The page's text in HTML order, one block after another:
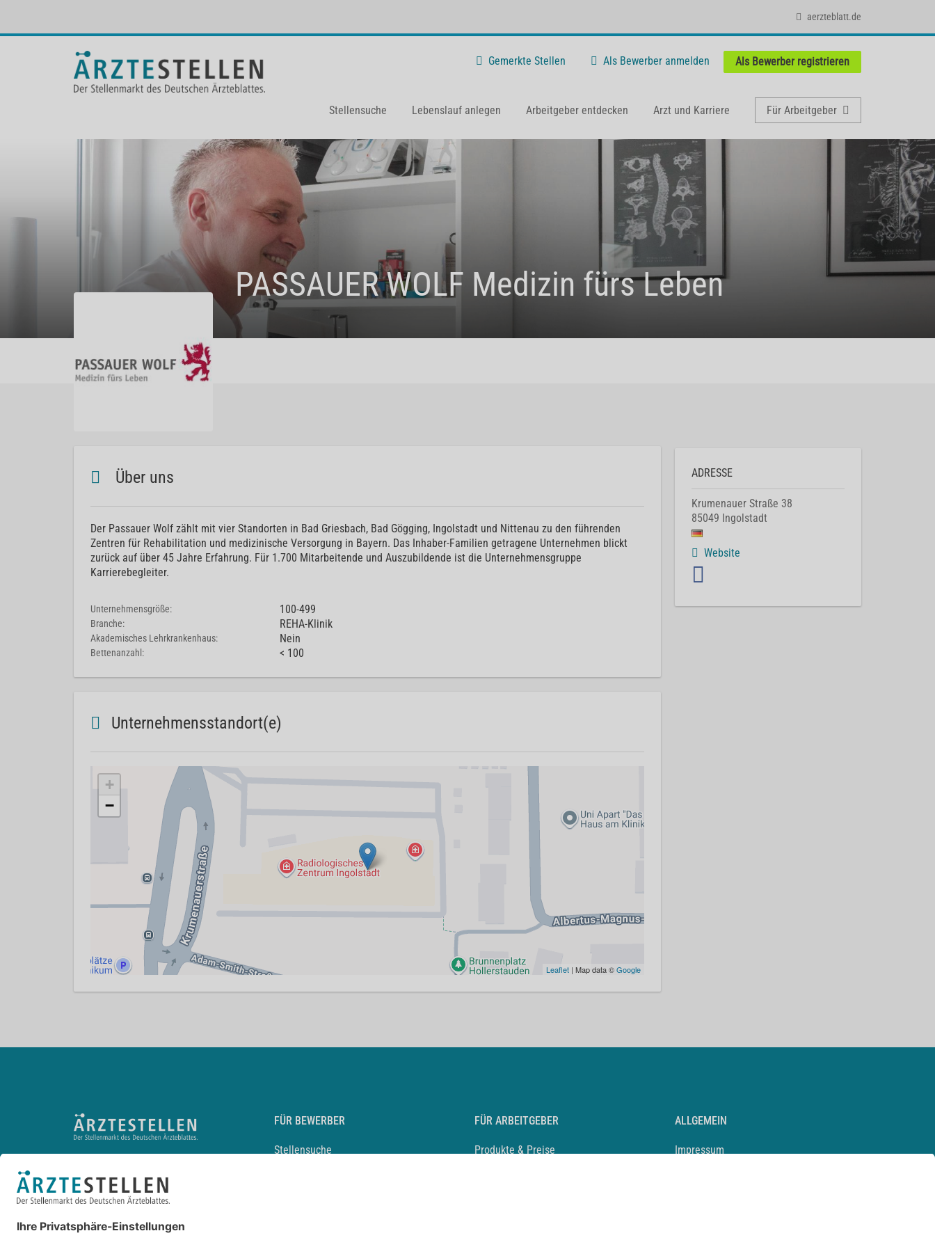
aerzteblatt.de
Gemerkte Stellen Als Bewerber anmelden Als Bewerber registrieren
Stellensuche Lebenslauf anlegen Arbeitgeber entdecken Arzt und Karriere Für Arbeitgeber
PASSAUER WOLF Medizin fürs Leben
Über uns
Der Passauer Wolf zählt mit vier Standorten in Bad Griesbach, Bad Gögging, Ingolstadt und Nittenau zu den führenden
Zentren für Rehabilitation und medizinische Versorgung in Bayern. Das Inhaber-Familien getragene Unternehmen blickt
zurück auf über 45 Jahre Erfahrung. Für 1.700 Mitarbeitende und Auszubildende ist die Unternehmensgruppe
Karrierebegleiter.
Unternehmensgröße: 100-499
Branche: REHA-Klinik
Akademisches Lehrkrankenhaus: Nein
Bettenanzahl: < 100
Unternehmensstandort(e)
+
−
Leaflet | Map data ©Google
ADRESSE
Krumenauer Straße 38
85049 Ingolstadt
Website
FÜR BEWERBER
Stellensuche
FÜR ARBEITGEBER
Produkte & Preise
ALLGEMEIN
Impressum